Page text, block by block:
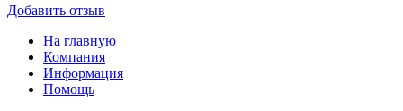
Добавить отзыв
На главную
Компания
Информация
Помощь